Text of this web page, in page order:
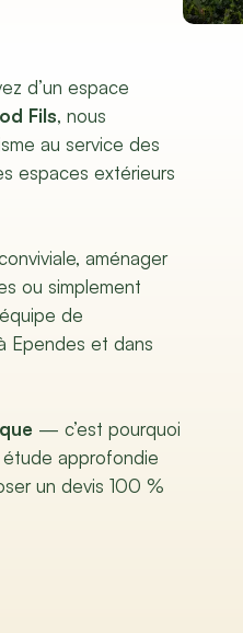
d’un espace
Fils, nous
au service des
espaces extérieurs
aménager
ou simplement
de
Ependes et dans
— c’est pourquoi
approfondie
un devis 100 %